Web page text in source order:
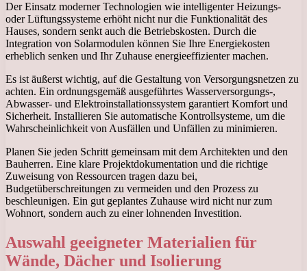
Der Einsatz moderner Technologien wie intelligenter Heizungs-
oder Lüftungssysteme erhöht nicht nur die Funktionalität des
Hauses, sondern senkt auch die Betriebskosten. Durch die
Integration von Solarmodulen können Sie Ihre Energiekosten
erheblich senken und Ihr Zuhause energieeffizienter machen.
Es ist äußerst wichtig, auf die Gestaltung von Versorgungsnetzen zu
achten. Ein ordnungsgemäß ausgeführtes Wasserversorgungs-,
Abwasser- und Elektroinstallationssystem garantiert Komfort und
Sicherheit. Installieren Sie automatische Kontrollsysteme, um die
Wahrscheinlichkeit von Ausfällen und Unfällen zu minimieren.
Planen Sie jeden Schritt gemeinsam mit dem Architekten und den
Bauherren. Eine klare Projektdokumentation und die richtige
Zuweisung von Ressourcen tragen dazu bei,
Budgetüberschreitungen zu vermeiden und den Prozess zu
beschleunigen. Ein gut geplantes Zuhause wird nicht nur zum
Wohnort, sondern auch zu einer lohnenden Investition.
Auswahl geeigneter Materialien für
Wände, Dächer und Isolierung